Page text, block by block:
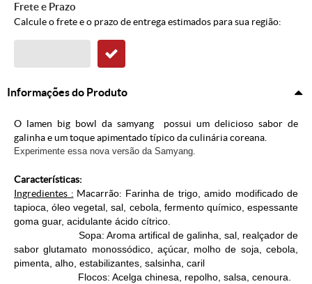
Frete e Prazo
Calcule o frete e o prazo de entrega estimados para sua região:
Informações do Produto
O lamen big bowl da samyang possui um delicioso sabor de
galinha e um toque apimentado típico da culinária coreana.
Experimente essa nova versão da Samyang.
Características:
Ingredientes : Macarrão: Farinha de trigo, amido modificado de
tapioca, óleo vegetal, sal, cebola, fermento químico, espessante
goma guar, acidulante ácido cítrico.
Sopa: Aroma artifical de galinha, sal, realçador de
sabor glutamato monossódico, açúcar, molho de soja, cebola,
pimenta, alho, estabilizantes, salsinha, caril
Flocos: Acelga chinesa, repolho, salsa, cenoura.